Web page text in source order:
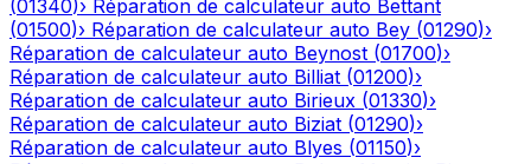
(01340)› Réparation de calculateur auto Bettant
(01500)› Réparation de calculateur auto Bey (01290)›
Réparation de calculateur auto Beynost (01700)›
Réparation de calculateur auto Billiat (01200)›
Réparation de calculateur auto Birieux (01330)›
Réparation de calculateur auto Biziat (01290)›
Réparation de calculateur auto Blyes (01150)›